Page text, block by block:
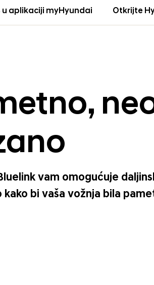
u aplikaciji myHyundai Otkrijte
vam omogućuje
bi vaša vožnja bila